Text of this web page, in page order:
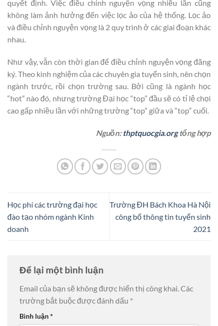
quyết định. Việc điều chỉnh nguyện vọng nhiều lần cũng
không làm ảnh hưởng đến việc lọc ảo của hệ thống. Lọc ảo
và điều chỉnh nguyện vọng là 2 quy trình ở các giai đoạn khác
nhau.
Như vậy, vẫn còn thời gian để điều chỉnh nguyện vọng đăng
ký. Theo kinh nghiệm của các chuyên gia tuyển sinh, nên chọn
ngành trước, rồi chọn trường sau. Bởi cũng là ngành học
“hot” nào đó, nhưng trường Đại học “top” đầu sẽ có tỉ lệ chọi
cao gấp nhiều lần với những trường “top” giữa và “top” cuối.
Nguồn: thptquocgia.orgtổng hợp
Học phí các trường đại học
đào tạo nhóm ngành Kinh
doanh
Trường ĐH Bách Khoa Hà Nội
công bố thông tin tuyển sinh
2021
Để lại một bình luận
Email của bạn sẽ không được hiển thị công khai. Các
trường bắt buộc được đánh dấu *
Bình luận*